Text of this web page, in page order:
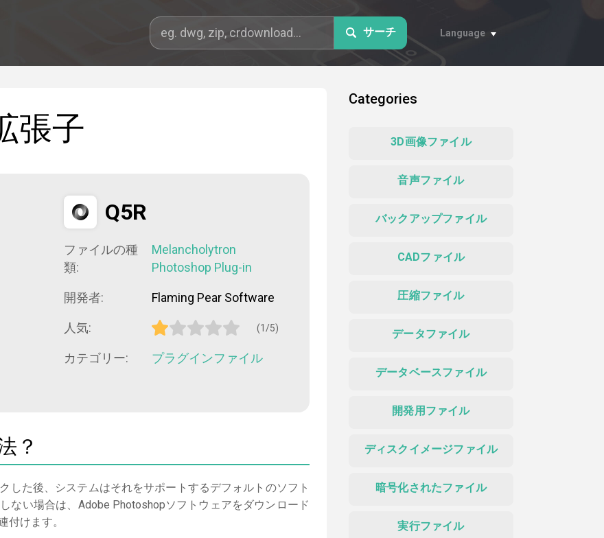
サーチ Language
張子
Q5R
ファイルの種
類:
Melancholytron
Photoshop Plug-in
開発者: Flaming Pear Software
人気: (1/5)
カテゴリー: プラグインファイル
？
した後、システムはそれをサポートするデフォルトのソフト
ない場合は、Adobe Photoshopソフトウェアをダウンロード
付けます。
Categories
3D画像ファイル
音声ファイル
バックアップファイル
CADファイル
圧縮ファイル
データファイル
データベースファイル
開発用ファイル
ディスクイメージファイル
暗号化されたファイル
実行ファイル